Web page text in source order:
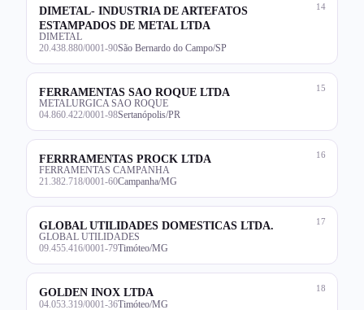
14
DIMETAL- INDUSTRIA DE ARTEFATOS
ESTAMPADOS DE METAL LTDA
DIMETAL
20.438.880/0001-90São Bernardo do Campo/SP
15
FERRAMENTAS SAO ROQUE LTDA
METALURGICA SAO ROQUE
04.860.422/0001-98Sertanópolis/PR
16
FERRRAMENTAS PROCK LTDA
FERRAMENTAS CAMPANHA
21.382.718/0001-60Campanha/MG
17
GLOBAL UTILIDADES DOMESTICAS LTDA.
GLOBAL UTILIDADES
09.455.416/0001-79Timóteo/MG
18
GOLDEN INOX LTDA
04.053.319/0001-36Timóteo/MG